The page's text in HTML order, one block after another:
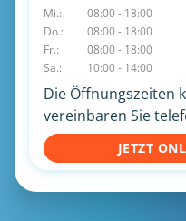
Mi.:
08:00 - 18:00
Do.:
08:00 - 18:00
Fr.:
08:00 - 18:00
Sa.:
10:00 - 14:00
Die Öffnungszeiten
vereinbaren Sie
JETZT